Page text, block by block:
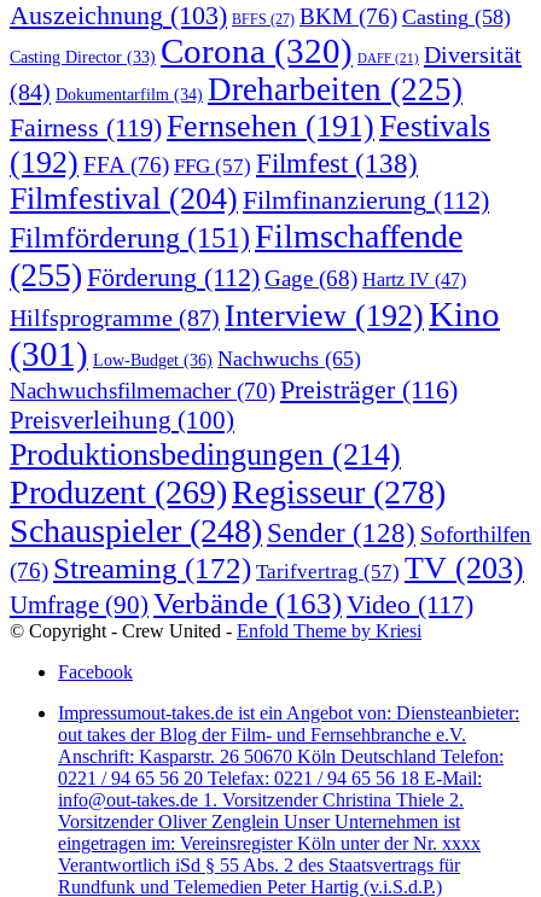
Auszeichnung (103) BFFS (27) BKM (76) Casting (58)
Casting Director (33) Corona (320) DAFF (21) Diversität
(84) Dokumentarfilm (34) Dreharbeiten (225)
Fairness (119)Fernsehen (191)Festivals
(192) FFA (76) FFG (57) Filmfest (138)
Filmfestival (204) Filmfinanzierung (112)
Filmförderung (151)Filmschaffende
(255) Förderung (112)Gage (68) Hartz IV (47)
Hilfsprogramme (87) Interview (192)Kino
(301) Low-Budget (36) Nachwuchs (65)
Nachwuchsfilmemacher(70)Preisträger(116)
Preisverleihung (100)
Produktionsbedingungen (214)
Produzent (269)Regisseur (278)
Schauspieler (248) Sender (128) Soforthilfen
(76) Streaming (172) Tarifvertrag (57) TV (203)
Umfrage (90) Verbände (163)Video (117)
© Copyright - Crew United - Enfold Theme by Kriesi
Facebook
Impressumout-takes.de ist ein Angebot von: Diensteanbieter:
out takes der Blog der Film- und Fernsehbranche e.V.
Anschrift: Kasparstr. 26 50670 Köln Deutschland Telefon:
0221 / 94 65 56 20 Telefax: 0221 / 94 65 56 18 E-Mail:
info@out-takes.de 1. Vorsitzender Christina Thiele 2.
Vorsitzender Oliver Zenglein Unser Unternehmen ist
eingetragen im: Vereinsregister Köln unter der Nr. xxxx
Verantwortlich iSd § 55 Abs. 2 des Staatsvertrags für
Rundfunk und Telemedien Peter Hartig (v.i.S.d.P.)